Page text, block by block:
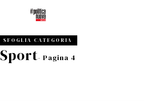
SFOGLIA CATEGORIA
Sport- Pagina 4